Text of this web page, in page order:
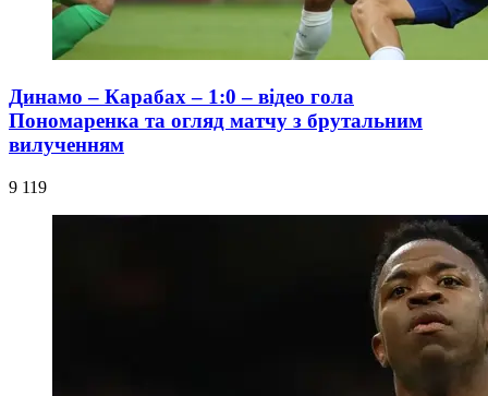
Динамо – Карабах – 1:0 – відео гола
Пономаренка та огляд матчу з брутальним
вилученням
9 119